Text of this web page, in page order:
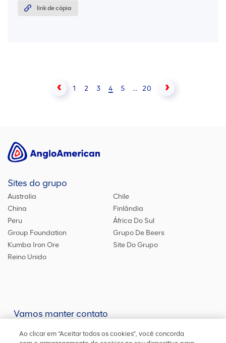
link de cópia
1 2 3 4 5 ... 20
Sites do grupo
Australia
Chile
China
Finlândia
Peru
África Do Sul
Group Foundation
Grupo De Beers
Kumba Iron Ore
Site Do Grupo
Reino Unido
Vamos manter contato
contatoconoscopara outras informações
Ao clicar em “Aceitar todos os cookies”, você concorda